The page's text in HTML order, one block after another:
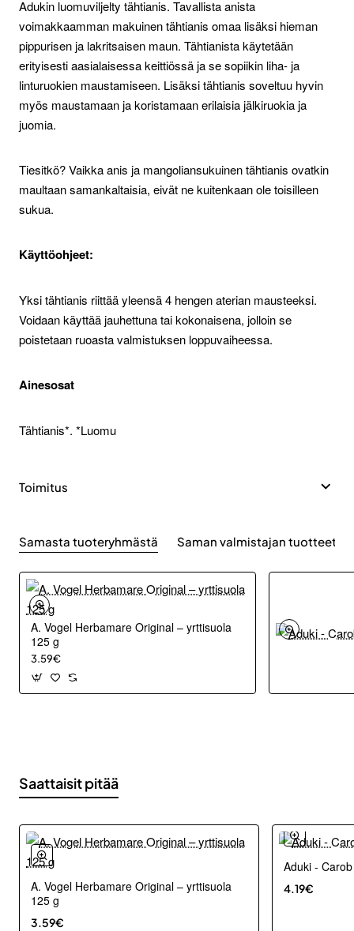
Adukin luomuviljelty tähtianis. Tavallista anista
voimakkaamman makuinen tähtianis omaa lisäksi hieman
pippurisen ja lakritsaisen maun. Tähtianista käytetään
erityisesti aasialaisessa keittiössä ja se sopiikin liha- ja
linturuokien maustamiseen. Lisäksi tähtianis soveltuu hyvin
myös maustamaan ja koristamaan erilaisia jälkiruokia ja
juomia.
Tiesitkö? Vaikka anis ja mangoliansukuinen tähtianis ovatkin
maultaan samankaltaisia, eivät ne kuitenkaan ole toisilleen
sukua.
Käyttöohjeet:
Yksi tähtianis riittää yleensä 4 hengen aterian mausteeksi.
Voidaan käyttää jauhettuna tai kokonaisena, jolloin se
poistetaan ruoasta valmistuksen loppuvaiheessa.
Ainesosat
Tähtianis*. *Luomu
Toimitus
Samasta tuoteryhmästä Saman valmistajan tuotteet
A. Vogel Herbamare Original – yrttisuola
125 g
3.59€
Saattaisit pitää
A. Vogel Herbamare Original – yrttisuola
125 g
3.59€
Aduki -
4.19€